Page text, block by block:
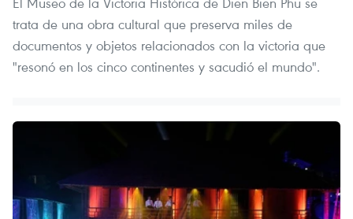
trata de una obra cultural que preserva miles de
documentos y objetos relacionados con la victoria que
"resonó en los cinco continentes y sacudió el mundo".